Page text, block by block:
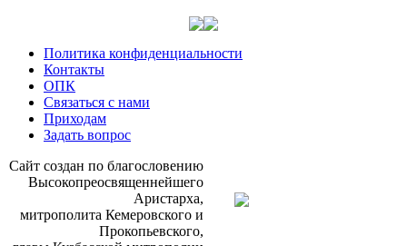
Политика конфиденциальности
Контакты
ОПК
Связаться с нами
Приходам
Задать вопрос
Сайт со­здан по бла­го­сло­ве­нию
Вы­со­ко­прео­свя­щен­ней­ше­го
Ари­стар­ха,
мит­ро­по­ли­та Ке­ме­ров­ско­го и
Про­ко­пьев­ско­го,